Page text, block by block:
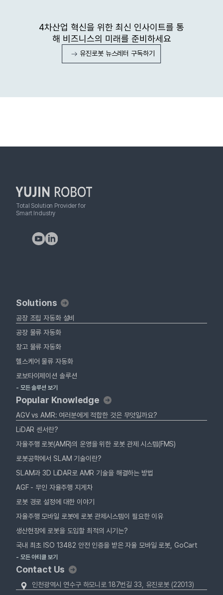
4차산업 혁신을 위한 최신 인사이트를 통
해 비즈니스의 미래를 준비하세요
유진로봇 뉴스레터 구독하기
Total Solution Provider for
Smart Industry
Solutions
공장 조립 자동화 설비
공장 물류 자동화
창고 물류 자동화
헬스케어 물류 자동화
로보타이제이션 솔루션
- 모든 솔루션 보기
Popular Knowledge
AGV vs AMR: 여러분에게 적합한 것은 무엇일까요?
LiDAR 센서란?
자율주행 로봇(AMR)의 운영을 위한 로봇 관제 시스템(FMS)
로봇공학에서 SLAM 기술이란?
SLAM과 3D LiDAR로 AMR 기술을 해결하는 방법
AGF - 무인 자율주행 지게차
로봇 경로 설정에 대한 이야기
자율주행 모바일 로봇에 로봇 관제시스템이 필요한 이유
생산현장에 로봇을 도입할 최적의 시기는?
국내 최초 ISO 13482 안전 인증을 받은 자율 모바일 로봇, GoCart
- 모든 아티클 보기
Contact Us
인천광역시 연수구 하모니로 187번길 33, 유진로봇 (22013)